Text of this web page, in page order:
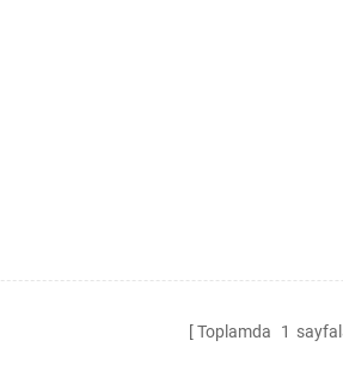
Toplamda 1